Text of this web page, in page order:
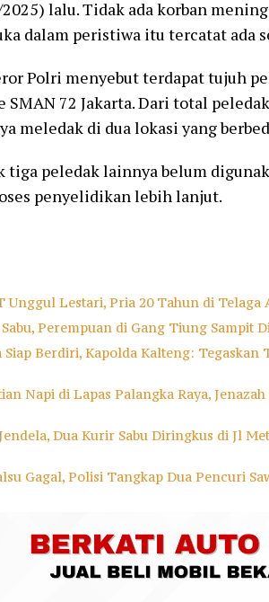
2025) lalu. Tidak ada korban
dalam peristiwa itu tercatat ada
Polri menyebut terdapat tujuh
SMAN 72 Jakarta. Dari total
meledak di dua lokasi yang
tiga peledak lainnya belum
penyelidikan lebih lanjut.
Unggul Lestari, Pria 20 Tahun di
Perempuan di Gang Tiung Sampit
Berdiri, Kapolda Kalteng: Tegaskan
Napi di Lapas Palangka Raya,
Dua Kurir Sabu Diringkus di Jl
Gagal, Polisi Tangkap Dua Pencuri